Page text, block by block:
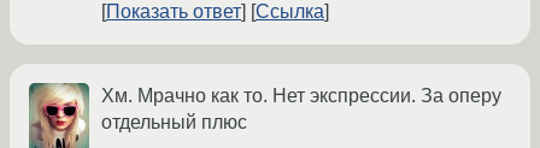
Показать ответ
Ссылка
Хм. Мрачно как то. Нет экспрессии. За оперу
отдельный плюс